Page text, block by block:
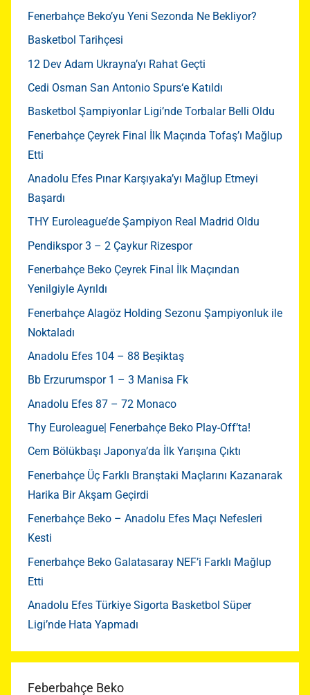
Fenerbahçe Beko’yu Yeni Sezonda Ne Bekliyor?
Basketbol Tarihçesi
12 Dev Adam Ukrayna’yı Rahat Geçti
Cedi Osman San Antonio Spurs‘e Katıldı
Basketbol Şampiyonlar Ligi’nde Torbalar Belli Oldu
Fenerbahçe Çeyrek Final İlk Maçında Tofaş’ı Mağlup
Etti
Anadolu Efes Pınar Karşıyaka’yı Mağlup Etmeyi
Başardı
THY Euroleague’de Şampiyon Real Madrid Oldu
Pendikspor 3 – 2 Çaykur Rizespor
Fenerbahçe Beko Çeyrek Final İlk Maçından
Yenilgiyle Ayrıldı
Fenerbahçe Alagöz Holding Sezonu Şampiyonluk ile
Noktaladı
Anadolu Efes 104 – 88 Beşiktaş
Bb Erzurumspor 1 – 3 Manisa Fk
Anadolu Efes 87 – 72 Monaco
Thy Euroleague| Fenerbahçe Beko Play-Off’ta!
Cem Bölükbaşı Japonya’da İlk Yarışına Çıktı
Fenerbahçe Üç Farklı Branştaki Maçlarını Kazanarak
Harika Bir Akşam Geçirdi
Fenerbahçe Beko – Anadolu Efes Maçı Nefesleri
Kesti
Fenerbahçe Beko Galatasaray NEF’i Farklı Mağlup
Etti
Anadolu Efes Türkiye Sigorta Basketbol Süper
Ligi’nde Hata Yapmadı
Feberbahçe Beko